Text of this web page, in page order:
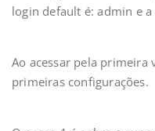
login default é: admin e a
Ao acessar pela primeira
primeiras configurações.